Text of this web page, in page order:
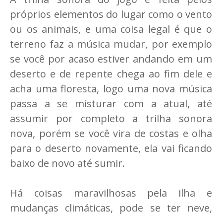
próprios elementos do lugar como o vento
ou os animais, e uma coisa legal é que o
terreno faz a música mudar, por exemplo
se você por acaso estiver andando em um
deserto e de repente chega ao fim dele e
acha uma floresta, logo uma nova música
passa a se misturar com a atual, até
assumir por completo a trilha sonora
nova, porém se você vira de costas e olha
para o deserto novamente, ela vai ficando
baixo de novo até sumir.
Há coisas maravilhosas pela ilha e
mudanças climáticas, pode se ter neve,